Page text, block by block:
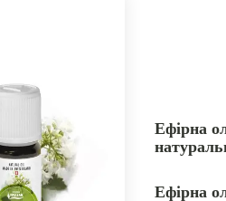
Ефірна
Ефірна